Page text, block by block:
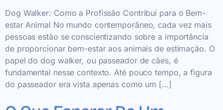
Dog Walker: Como a Profissão Contribui para o Bem-
estar Animal No mundo contemporâneo, cada vez mais
pessoas estão se conscientizando sobre a importância
de proporcionar bem-estar aos animais de estimação. O
papel do dog walker, ou passeador de cães, é
fundamental nesse contexto. Até pouco tempo, a figura
do passeador era vista apenas como um […]